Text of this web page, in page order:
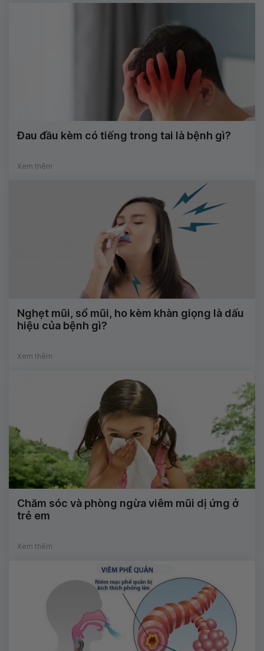
Đau đầu kèm có tiếng trong tai là bệnh gì?
Xem thêm
Nghẹt mũi, sổ mũi, ho kèm khàn giọng là dấu
hiệu của bệnh gì?
Xem thêm
Chăm sóc và phòng ngừa viêm mũi dị ứng ở
trẻ em
Xem thêm